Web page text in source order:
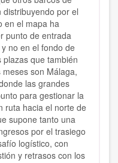
por el
en el mapa ha
punto de entrada
no en el fondo de
que también
son Málaga,
las grandes
para gestionar la
ruta hacia el norte de
supone tanto una
por el trasiego
logístico, con
y retrasos con los